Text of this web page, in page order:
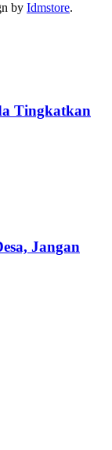
by Idmstore.
Tingkatkan
Jangan